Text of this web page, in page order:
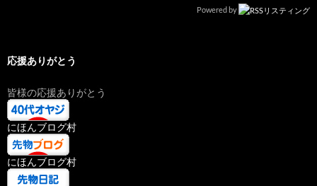
Powered by
応援ありがとう
皆様の応援ありがとう
にほんブログ村
にほんブログ村